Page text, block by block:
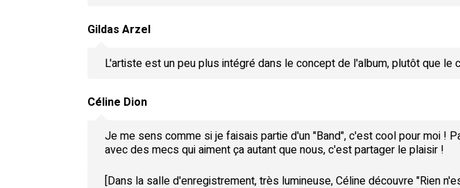
Gildas Arzel
L'artiste est un peu plus intégré dans le concept de l'album, plutôt que le
Céline Dion
Je me sens comme si je faisais partie d'un "Band", c'est cool pour moi !
avec des mecs qui aiment ça autant que nous, c'est partager le plaisir !
[Dans la salle d'enregistrement, très lumineuse, Céline découvre "Rien